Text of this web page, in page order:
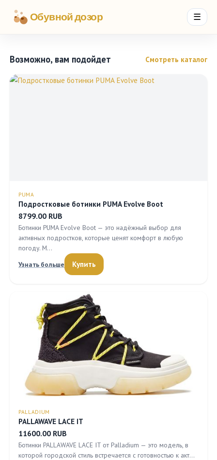
Обувной дозор ☰
Возможно, вам подойдет Смотреть каталог
PUMA
Подростковые ботинки PUMA Evolve Boot
8799.00 RUB
Ботинки PUMA Evolve Boot — это надёжный выбор для
активных подростков, которые ценят комфорт в любую
погоду. М…
Узнать больше
Купить
PALLADIUM
PALLAWAVE LACE IT
11600.00 RUB
Ботинки PALLAWAVE LACE IT от Palladium — это модель, в
которой городской стиль встречается с готовностью к акт…